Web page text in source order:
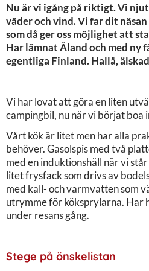
Nu är vi igång på riktigt. Vi
väder och vind. Vi far dit
som då ger oss möjlighet att
Har lämnat Åland och med ny
egentliga Finland. Hallå,
Vi har lovat att göra en liten
campingbil, nu när vi börjat boa
Vårt kök är litet men har alla
behöver. Gasolspis med två
med en induktionshäll när vi
litet frysfack som drivs av
med kall- och varmvatten som
utrymme för köksprylarna. Har
under resans gång.
Stege på önskelistan